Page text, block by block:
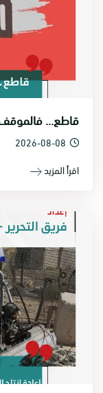
قاطع... فالموقف
2026-08-08
اقرأ المزيد